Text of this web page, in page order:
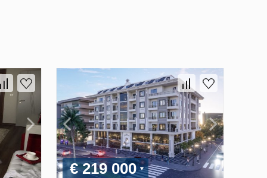
€ 219 000